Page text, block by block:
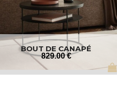
BOUT DE CANAPÉ
829.00 €